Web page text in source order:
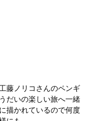
藤ノリコさんのペンギ
だいの楽しい旅へ一緒
描かれているので何度